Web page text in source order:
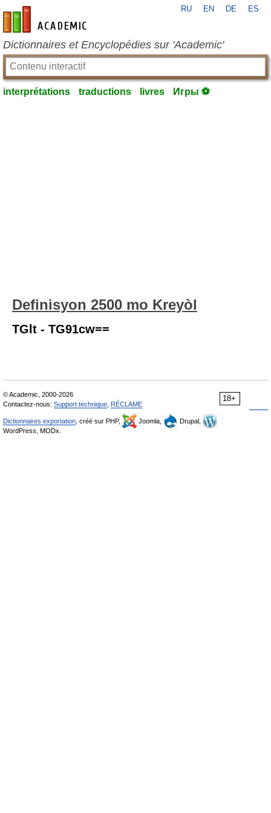
fr-academic.com
RU EN DE ES
Dictionnaires et Encyclopédies sur 'Academic'
interprétations traductions livres Игры ⚽
Definisyon 2500 mo Kreyòl
TGlt - TG91cw==
18+
© Academic, 2000-2026
Contactez-nous: Support technique RÉCLAME
Dictionnaires exportation , créé sur PHP, Joomla,
Drupal,
WordPress, MODx.